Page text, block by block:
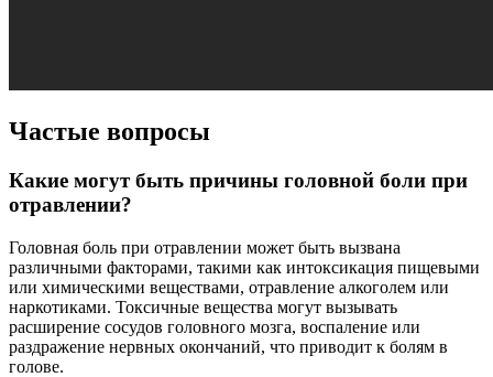
Частые вопросы
Какие могут быть причины головной боли при
отравлении?
Головная боль при отравлении может быть вызвана
различными факторами, такими как интоксикация пищевыми
или химическими веществами, отравление алкоголем или
наркотиками. Токсичные вещества могут вызывать
расширение сосудов головного мозга, воспаление или
раздражение нервных окончаний, что приводит к болям в
голове.